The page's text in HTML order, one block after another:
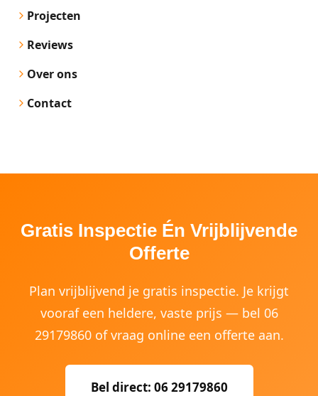
Projecten
Reviews
Over ons
Contact
Gratis Inspectie Én Vrijblijvende
Offerte
Plan vrijblijvend je gratis inspectie. Je krijgt
vooraf een heldere, vaste prijs — bel 06
29179860 of vraag online een offerte aan.
Bel direct: 06 29179860